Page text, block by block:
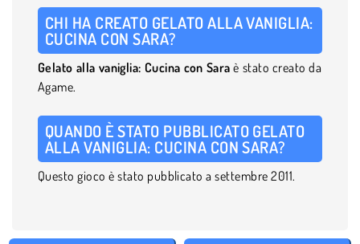
CHI HA CREATO GELATO ALLA VANIGLIA:
CUCINA CON SARA?
Gelato alla vaniglia: Cucina con Sara è stato creato da
Agame.
QUANDO È STATO PUBBLICATO GELATO
ALLA VANIGLIA: CUCINA CON SARA?
Questo gioco è stato pubblicato a settembre 2011.